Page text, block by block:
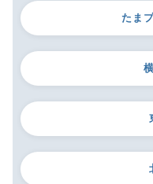
たま